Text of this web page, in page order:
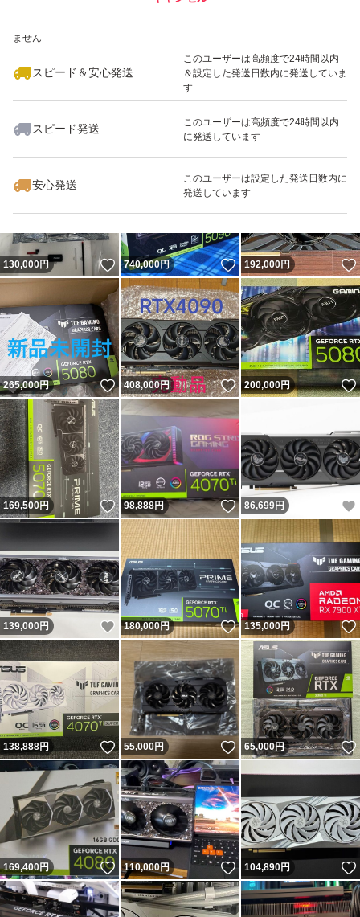
ません
スピード＆安心発送
このユーザーは高頻度で24時間以内
＆設定した発送日数内に発送していま
す
スピード発送
このユーザーは高頻度で24時間以内
に発送しています
安心発送
このユーザーは設定した発送日数内に
発送しています
いいね！
230,000
130,000円 いいね！
740,000円 いいね！
192,000円
265,000円 いいね！
408,000円 いいね！
200,000円
169,500円 いいね！
98,888円 いいね！
86,699円
139,000円 いいね！
180,000円 いいね！
135,000円
138,888円 いいね！
55,000円 いいね！
65,000円
169,400円 いいね！
110,000円 いいね！
104,890円